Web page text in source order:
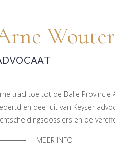
trad toe tot de Balie
deel uit van Keyser
en de
MEER INFO